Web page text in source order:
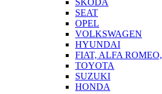
SKODA
SEAT
OPEL
VOLKSWAGEN
HYUNDAI
FIAT, ALFA
TOYOTA
SUZUKI
HONDA